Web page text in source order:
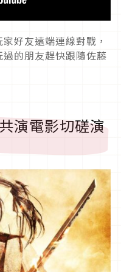
好友遠端連線對戰，
的朋友趕快跟隨佐藤
演電影切磋演